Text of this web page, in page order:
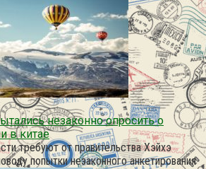
незаконно опросить о
в китае
требуют от правительства Хэйхэ
попытки незаконного анкетирования